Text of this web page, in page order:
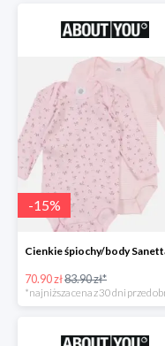
-15%
70.90 zł83.90 zł*